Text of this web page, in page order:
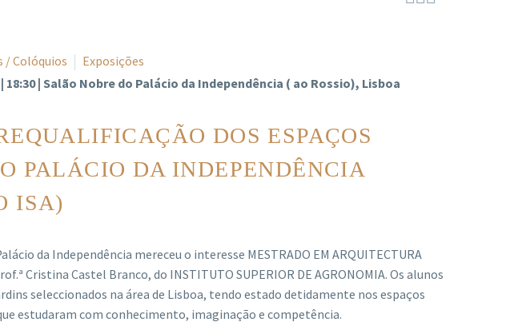
/ Colóquios
Exposições
| 18:30 | Salão Nobre do Palácio da Independência ( ao Rossio), Lisboa
DOS ESPAÇOS
PALÁCIO DA INDEPENDÊNCIA
ISA)
da Independência mereceu o interesse MESTRADO EM ARQUITECTURA
Cristina Castel Branco, do INSTITUTO SUPERIOR DE AGRONOMIA. Os alunos
seleccionados na área de Lisboa, tendo estado detidamente nos espaços
estudaram com conhecimento, imaginação e competência.